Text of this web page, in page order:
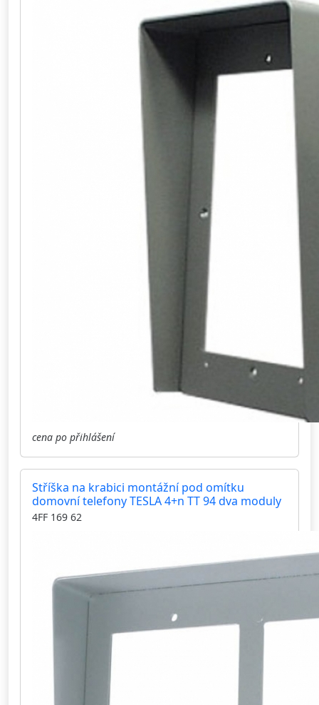
cena po přihlášení
Stříška na krabici montážní pod omítku
domovní telefony TESLA 4+n TT 94 dva moduly
4FF 169 62